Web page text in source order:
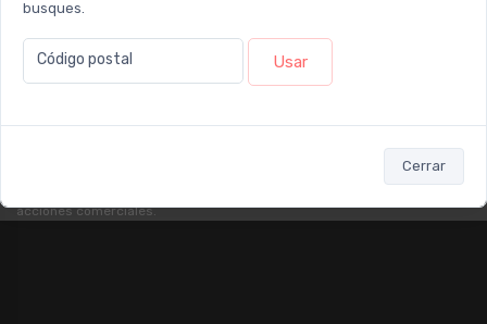
busques.
Código postal Usar
Cerrar
Newsletter
Subscribirme
acciones comerciales.